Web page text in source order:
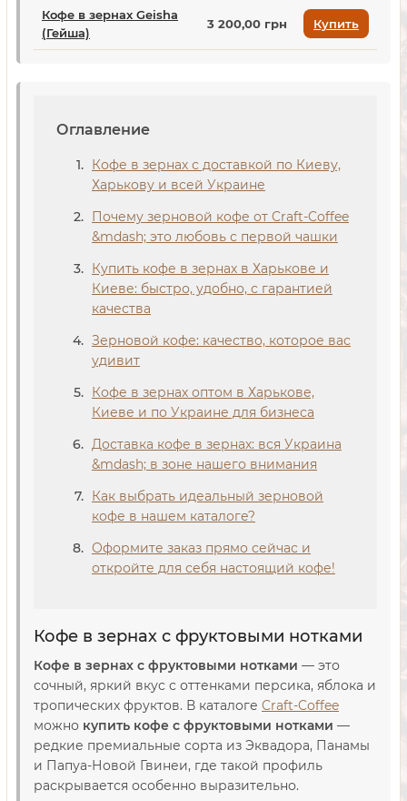
Кофе в зернах Geisha
(Гейша)
3 200,00 грн Купить
Оглавление
Кофе в зернах с доставкой по Киеву,
Харькову и всей Украине
Почему зерновой кофе от Craft-Coffee
&mdash; это любовь с первой чашки
Купить кофе в зернах в Харькове и
Киеве: быстро, удобно, с гарантией
качества
Зерновой кофе: качество, которое вас
удивит
Кофе в зернах оптом в Харькове,
Киеве и по Украине для бизнеса
Доставка кофе в зернах: вся Украина
&mdash; в зоне нашего внимания
Как выбрать идеальный зерновой
кофе в нашем каталоге?
Оформите заказ прямо сейчас и
откройте для себя настоящий кофе!
Кофе в зернах с фруктовыми нотками
Кофе в зернах с фруктовыми нотками — это
сочный, яркий вкус с оттенками персика, яблока и
тропических фруктов. В каталоге Craft-Coffee
можно купить кофе с фруктовыми нотками —
редкие премиальные сорта из Эквадора, Панамы
и Папуа-Новой Гвинеи, где такой профиль
раскрывается особенно выразительно.